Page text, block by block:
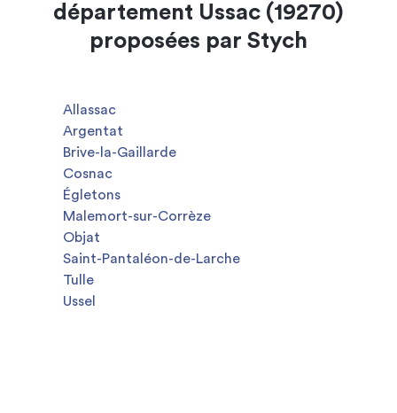
département Ussac (19270)
proposées par Stych
Allassac
Argentat
Brive-la-Gaillarde
Cosnac
Égletons
Malemort-sur-Corrèze
Objat
Saint-Pantaléon-de-Larche
Tulle
Ussel